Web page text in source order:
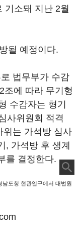
기소돼 지난 2월
될 예정이다.
법무부가 수감
조에 따라 무기형
수감자는 형기
사위원회 적격
위는 가석방 심사
, 가석방 후 생계
를 결정한다.
남도청 현관입구에서 대법원